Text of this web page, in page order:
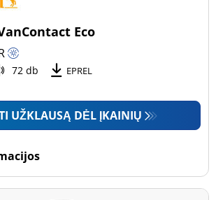
Eco
72 db EPREL
UŽKLAUSĄ DĖL ĮKAINIŲ